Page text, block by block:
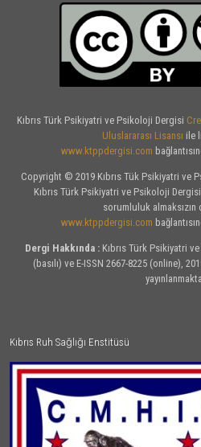
Kıbrıs Türk Psikiyatri ve Psikoloji Dergisi
Uluslararası Lisansı ile
www.ktppdergisi.com
Copyright © 2019 Kıbrıs Tük Psikiyatri ve
Kıbrıs Türk Psikiyatri ve Psikoloji
sorumluluk
www.ktppdergisi.com
Dergi Hakkında : Kıbrıs Türk Psikiyatri
(basılı) ve E-ISSN 2667-8225 (online),
Kıbrıs Ruh Sağlığı Enstitüsü